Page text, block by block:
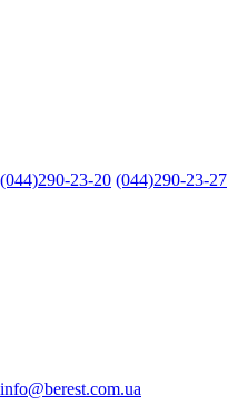
(044)290-23-20 (044)290-23-27
info@berest.com.ua